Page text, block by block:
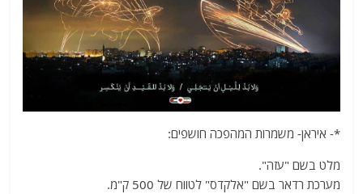
*- איראן- משמרות המהפכה חושפים:
מלט בשם "עזה".
מערכת רדאר בשם "אלקדס" לטווח של 500 ק"מ.